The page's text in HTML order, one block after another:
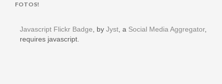
FOTOS!
Javascript Flickr Badge, by Jyst, a Social Media Aggregator,
requires javascript.